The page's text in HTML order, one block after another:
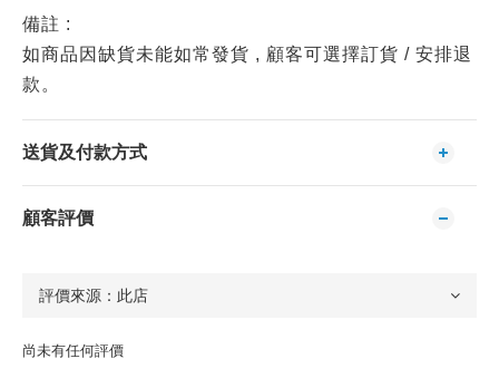
備註 :
如商品因缺貨未能如常發貨 , 顧客可選擇訂貨 / 安排退
款。
送貨及付款方式
顧客評價
尚未有任何評價